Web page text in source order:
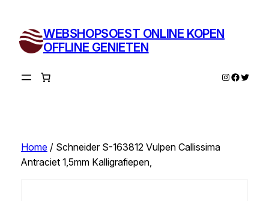
inhoud
WEBSHOPSOEST ONLINE KOPEN
OFFLINE GENIETEN
Instagram
Twitter
Home/ Schneider S-163812 Vulpen Callissima
Antraciet 1,5mm Kalligrafiepen,